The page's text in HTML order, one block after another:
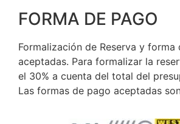
FORMA DE PAGO
Formalización de Reserva y forma
aceptadas. Para formalizar la
el 30% a cuenta del total del
Las formas de pago aceptadas